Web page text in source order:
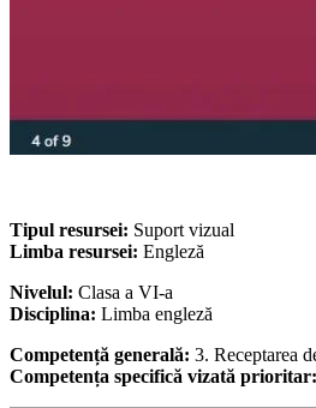
Tipul resursei: Suport vizual
Limba resursei: Engleză
Nivelul: Clasa a VI-a
Disciplina: Limba engleză
Competență generală: 3. Receptarea
Competența specifică vizată prioritar: